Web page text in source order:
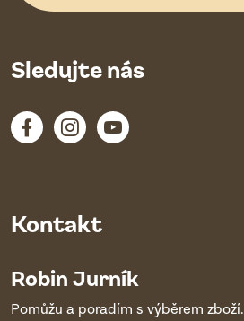
Kontakt
Robin Jurník
Pomůžu a poradím s výběrem zboží.
Sledujte nás